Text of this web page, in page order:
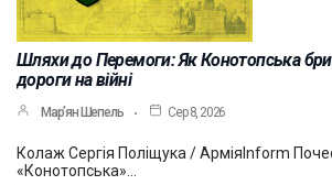
Шляхи до Перемоги: Як Конотопська
дороги на війні
Мар’ян Шепель Сер 8, 2026
Колаж Сергія Поліщука / АрміяInform
«Конотопська»…